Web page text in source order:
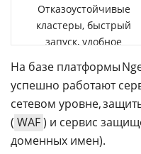
Отказоустойчивые
кластеры, быстрый
запуск, удобное
На базе платформы
успешно работают
сетевом уровне,
( WAF) и сервис
доменных имен).